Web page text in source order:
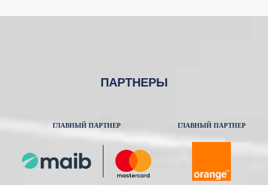
ПАРТНЕРЫ
ГЛАВНЫЙ ПАРТНЕР ГЛАВНЫЙ ПАРТНЕР